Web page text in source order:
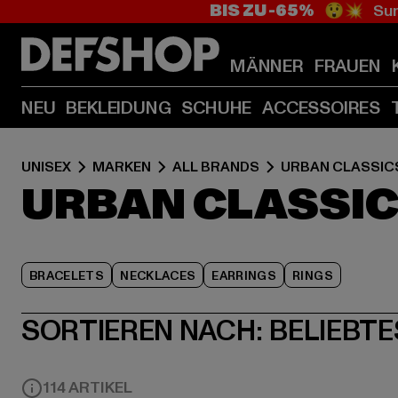
BIS ZU -65% 😲💥
MÄNNER FRAUEN
NEU BEKLEIDUNG SCHUHE ACCESSOIRES
UNISEX MARKEN ALL BRANDS URBAN
URBAN
BRACELETS NECKLACES EARRINGS RINGS
SORTIEREN NACH:
114 ARTIKEL